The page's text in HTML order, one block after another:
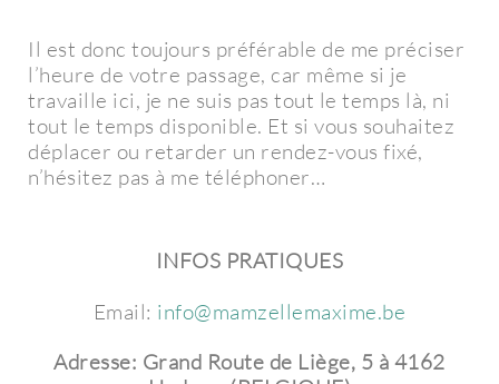
Il est donc toujours préférable de me préciser
l’heure de votre passage, car même si je
travaille ici, je ne suis pas tout le temps là, ni
tout le temps disponible. Et si vous souhaitez
déplacer ou retarder un rendez-vous fixé,
n’hésitez pas à me téléphoner…
INFOS PRATIQUES
Email: info@mamzellemaxime.be
Adresse: Grand Route de Liège, 5 à 4162